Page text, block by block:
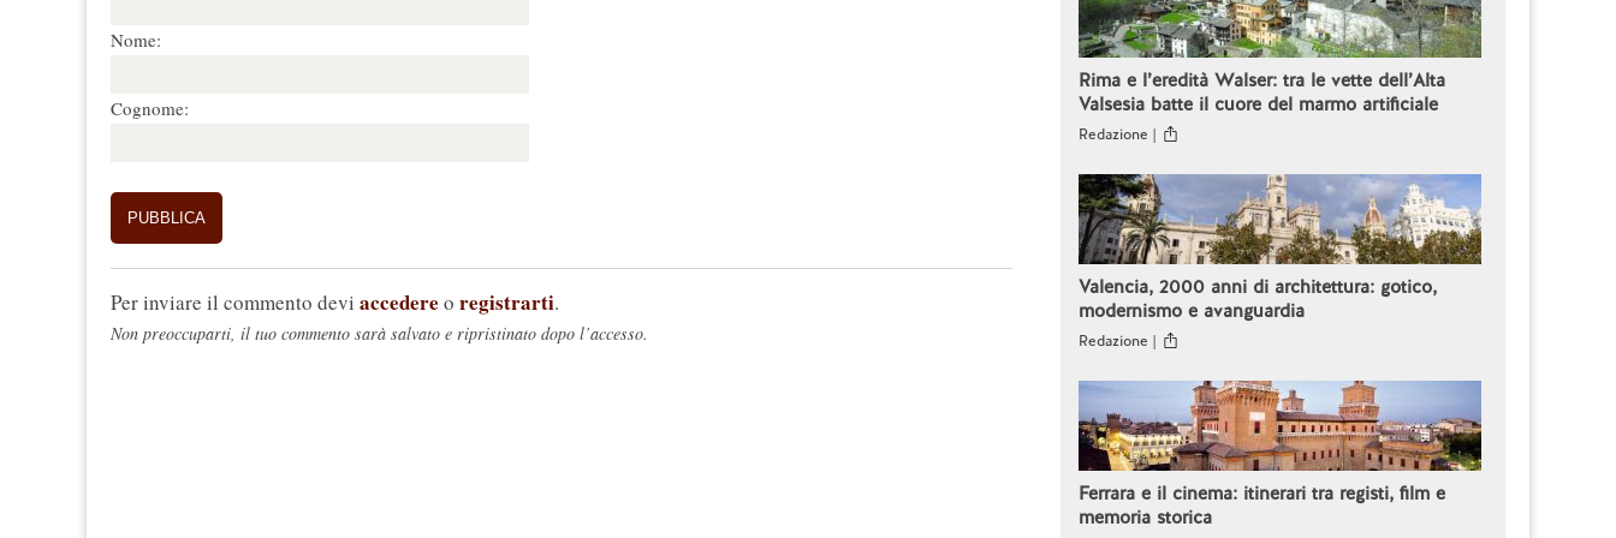
Nome:
Cognome:
Per inviare il commento devi accedere o registrarti.
Non preoccuparti, il tuo commento sarà salvato e ripristinato dopo l’accesso.
Rima e l’eredità Walser: tra le vette dell’Alta
Valsesia batte il cuore del marmo artificiale
Redazione |
Valencia, 2000 anni di architettura: gotico,
modernismo e avanguardia
Redazione |
Ferrara e il cinema: itinerari tra registi, film e
memoria storica